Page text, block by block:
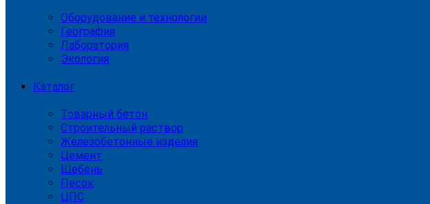
Оборудование и технологии
География
Лаборатория
Экология
Каталог
Товарный бетон
Строительный раствор
Железобетонные изделия
Цемент
Щебень
Песок
ЦПС